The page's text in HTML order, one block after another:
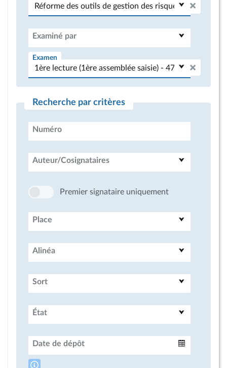
Examiné par
Examen
Recherche par critères
Numéro
Auteur/Cosignataires
Premier signataire uniquement
Place
Alinéa
Sort
État
Date de dépôt